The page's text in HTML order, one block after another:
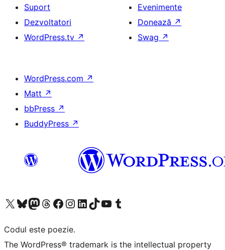
Suport
Dezvoltatori
WordPress.tv ↗
Evenimente
Donează ↗
Swag ↗
WordPress.com ↗
Matt ↗
bbPress ↗
BuddyPress ↗
Mergi la contul nostru X (fost Twitter)
Vizitează contul nostru Bluesky
Vizitează contul nostru Mastodon
Vizitează contul nostru Threads
Vizitează pagina noastră Facebook
Vizitează-ne pe Instagram
Vizitează-ne pe LinkedIn
Vizitează contul nostru TikTok
Vizitează canalul nostru YouTube
Vizitează contul nostru Tumblr
Codul este poezie.
The WordPress® trademark is the intellectual property